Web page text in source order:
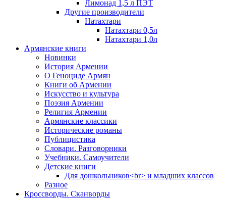
Лимонад 1,5 л ПЭТ
Другие производители
Натахтари
Натахтари 0,5л
Натахтари 1,0л
Армянские книги
Новинки
История Армении
О Геноциде Армян
Книги об Армении
Иcкусство и культура
Поэзия Армении
Религия Армении
Армянские классики
Исторические романы
Публицистика
Словари. Разговорники
Учебники. Самоучители
Детские книги
Для дошкольников<br> и младших классов
Разное
Кроссворды. Сканворды